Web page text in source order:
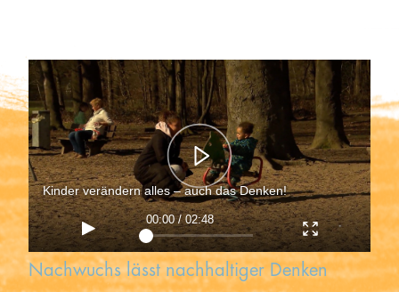
Trauer und Testament
Newsletter
Videothek
Kooperieren
Organisationen
Unternehmen
Kinder verändern alles – auch das Denken!
00:00 / 02:48
Nachwuchs lässt nachhaltiger Denken